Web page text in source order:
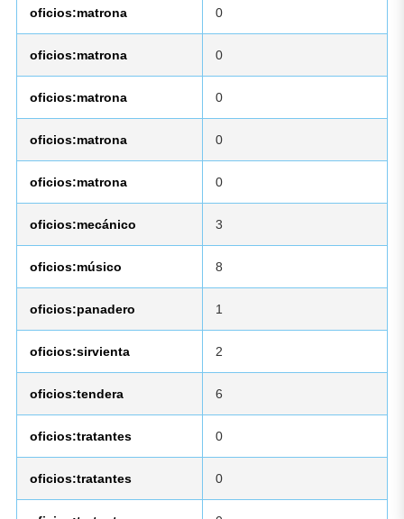
oficios:matrona 0
oficios:matrona 0
oficios:matrona 0
oficios:matrona 0
oficios:matrona 0
oficios:mecánico 3
oficios:músico 8
oficios:panadero 1
oficios:sirvienta 2
oficios:tendera 6
oficios:tratantes 0
oficios:tratantes 0